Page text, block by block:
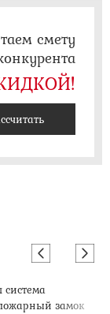
смету
система
замок